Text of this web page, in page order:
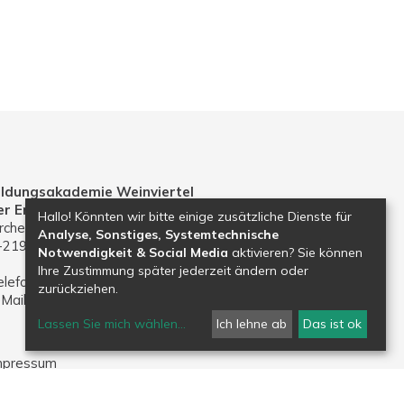
Weinviertel
Erzdiözese Wien
1
Gaweinstal
02574 30203
Hallo! Könnten wir bitte einige zusätzliche Dienste für
Analyse, Sonstiges, Systemtechnische
Notwendigkeit & Social Media aktivieren? Sie können
Ihre Zustimmung später jederzeit ändern oder
zurückziehen.
Lassen Sie mich wählen... Ich lehne ab Das ist ok